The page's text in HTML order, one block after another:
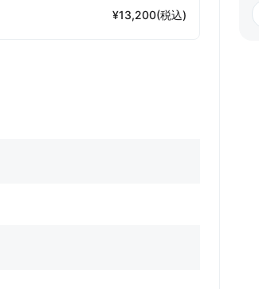
¥13,200(税込)